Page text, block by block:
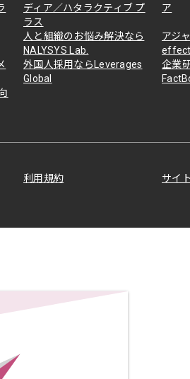
ディア／ハタラクティブ プ
ラス
ア
人と組織のお悩み解決なら
NALYSYS Lab.
アジ
外国人採用ならLeverages
Global
企業
利用規約 サイ